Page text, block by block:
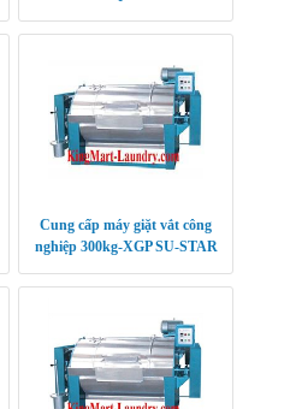
Cung cấp máy giặt vắt công
nghiệp 300kg-XGP SU-STAR